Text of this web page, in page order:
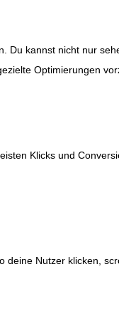
Du kannst nicht nur
Optimierungen
Klicks und
Nutzer klicken,